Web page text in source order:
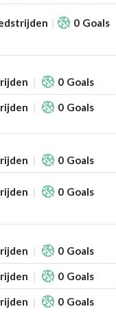
0 Goals
0 Goals
0 Goals
0 Goals
0 Goals
0 Goals
0 Goals
0 Goals